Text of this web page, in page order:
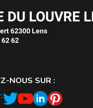
DU LOUVRE
62300 Lens
62 62
NOUS SUR :